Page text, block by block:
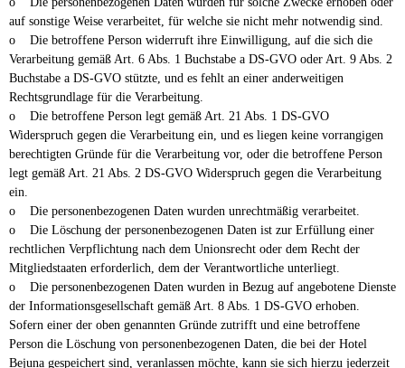
auf sonstige Weise verarbeitet, für welche sie nicht mehr notwendig sind.
o Die betroffene Person widerruft ihre Einwilligung, auf die sich die
Verarbeitung gemäß Art. 6 Abs. 1 Buchstabe a DS-GVO oder Art. 9 Abs. 2
Buchstabe a DS-GVO stützte, und es fehlt an einer anderweitigen
Rechtsgrundlage für die Verarbeitung.
o Die betroffene Person legt gemäß Art. 21 Abs. 1 DS-GVO
Widerspruch gegen die Verarbeitung ein, und es liegen keine vorrangigen
berechtigten Gründe für die Verarbeitung vor, oder die betroffene Person
legt gemäß Art. 21 Abs. 2 DS-GVO Widerspruch gegen die Verarbeitung
ein.
o Die personenbezogenen Daten wurden unrechtmäßig verarbeitet.
o Die Löschung der personenbezogenen Daten ist zur Erfüllung einer
rechtlichen Verpflichtung nach dem Unionsrecht oder dem Recht der
Mitgliedstaaten erforderlich, dem der Verantwortliche unterliegt.
o Die personenbezogenen Daten wurden in Bezug auf angebotene Dienste
der Informationsgesellschaft gemäß Art. 8 Abs. 1 DS-GVO erhoben.
Sofern einer der oben genannten Gründe zutrifft und eine betroffene
Person die Löschung von personenbezogenen Daten, die bei der Hotel
Bejuna gespeichert sind, veranlassen möchte, kann sie sich hierzu jederzeit